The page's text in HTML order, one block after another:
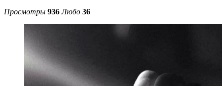
Просмотры 936 Любо 36